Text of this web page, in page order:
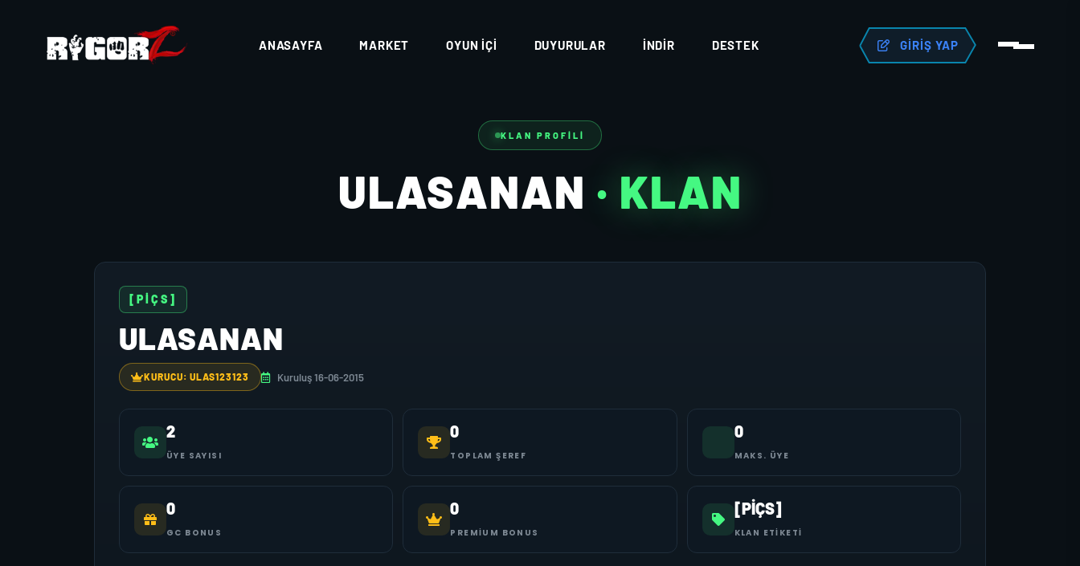
ANASAYFA MARKET OYUN İÇI DUYURULAR İNDIR DESTEK GIRIŞ YAP
KLAN PROFILI
ULASANAN · KLAN
[PİÇS]
ULASANAN
KURUCU: ULAS123123 Kuruluş 16-06-2015
2
ÜYE SAYISI
0
TOPLAM ŞEREF
0
MAKS. ÜYE
0
GC BONUS
0
PREMIUM BONUS
[PİÇS]
KLAN ETIKETI